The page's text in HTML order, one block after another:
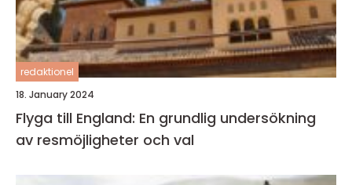
redaktionel
18. January 2024
Flyga till England: En grundlig undersökning
av resmöjligheter och val